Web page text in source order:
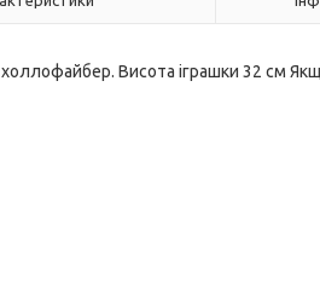
Висота іграшки 32 см